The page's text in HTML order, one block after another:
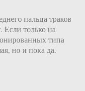
пальца траков
Если только на
типа
но и пока да.